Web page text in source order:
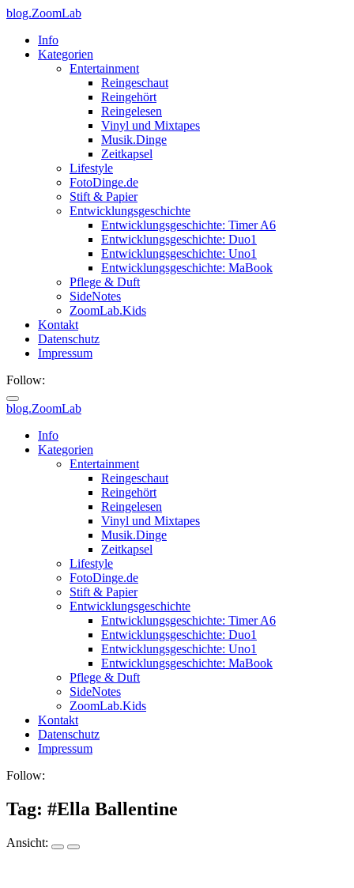
blog.ZoomLab
Info
Kategorien
Entertainment
Reingeschaut
Reingehört
Reingelesen
Vinyl und Mixtapes
Musik.Dinge
Zeitkapsel
Lifestyle
FotoDinge.de
Stift & Papier
Entwicklungsgeschichte
Entwicklungsgeschichte: Timer A6
Entwicklungsgeschichte: Duo1
Entwicklungsgeschichte: Uno1
Entwicklungsgeschichte: MaBook
Pflege & Duft
SideNotes
ZoomLab.Kids
Kontakt
Datenschutz
Impressum
Follow:
blog.ZoomLab
ZoomLab
Info
Kategorien
Entertainment
Reingeschaut
Reingehört
Reingelesen
Vinyl und Mixtapes
Musik.Dinge
Zeitkapsel
Lifestyle
FotoDinge.de
Stift & Papier
Entwicklungsgeschichte
Entwicklungsgeschichte: Timer A6
Entwicklungsgeschichte: Duo1
Entwicklungsgeschichte: Uno1
Entwicklungsgeschichte: MaBook
Pflege & Duft
SideNotes
ZoomLab.Kids
Kontakt
Datenschutz
Impressum
Follow:
Tag: #Ella Ballentine
Ansicht: